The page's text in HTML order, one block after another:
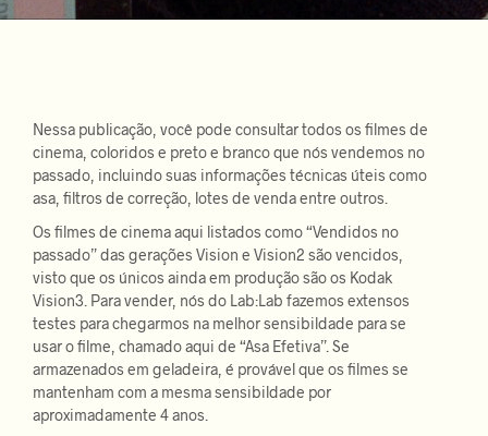
Nessa publicação, você pode consultar todos os filmes de
cinema, coloridos e preto e branco que nós vendemos no
passado, incluindo suas informações técnicas úteis como
asa, filtros de correção, lotes de venda entre outros.
Os filmes de cinema aqui listados como “Vendidos no
passado” das gerações Vision e Vision2 são vencidos,
visto que os únicos ainda em produção são os Kodak
Vision3. Para vender, nós do Lab:Lab fazemos extensos
testes para chegarmos na melhor sensibildade para se
usar o filme, chamado aqui de “Asa Efetiva”. Se
armazenados em geladeira, é provável que os filmes se
mantenham com a mesma sensibildade por
aproximadamente 4 anos.